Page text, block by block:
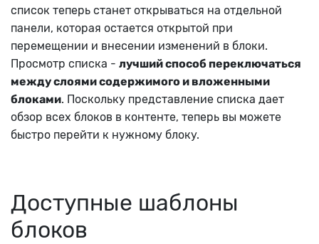
список теперь станет открываться на отдельной
панели, которая остается открытой при
перемещении и внесении изменений в блоки.
Просмотр списка - лучший способ переключаться
между слоями содержимого и вложенными
блоками. Поскольку представление списка дает
обзор всех блоков в контенте, теперь вы можете
быстро перейти к нужному блоку.
Доступные шаблоны
блоков